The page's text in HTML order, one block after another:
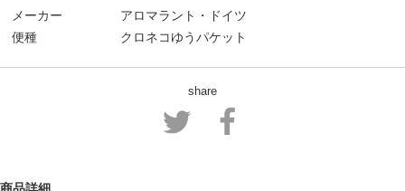
メーカー
アロマラント・ドイツ
便種
クロネコゆうパケット
share
商品詳細